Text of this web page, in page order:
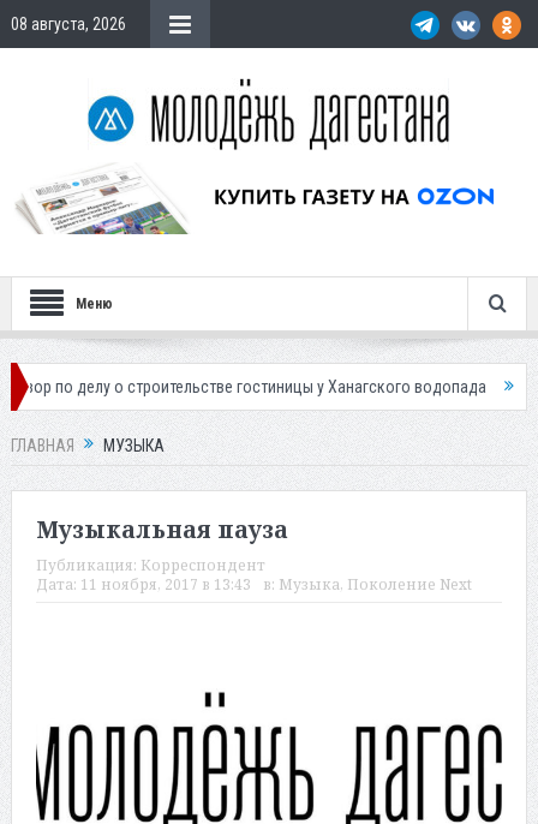
08 августа, 2026
Меню
о строительстве гостиницы у Ханагского водопада Власти
ГЛАВНАЯ МУЗЫКА
Музыкальная пауза
Публикация: Корреспондент
Дата: 11 ноября, 2017 в 13:43 в: Музыка, Поколение Next